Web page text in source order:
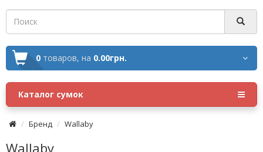
0 товаров, на 0.00грн.
Каталог сумок
Бренд Wallaby
Wallaby